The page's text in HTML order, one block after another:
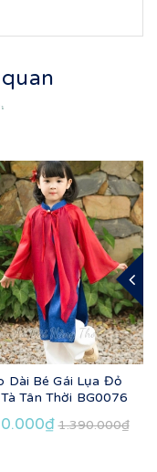
Dài Bé Gái Lụa Đỏ
Tân Thời BG0076
1.390.000₫